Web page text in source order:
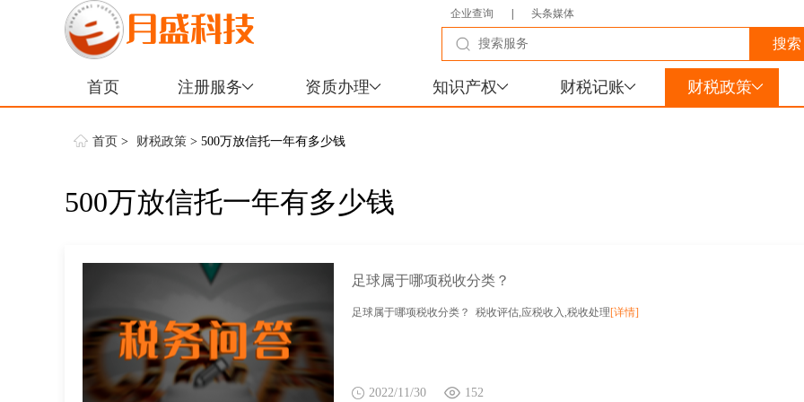
企业查询 头条媒体
首页 注册服务 资质办理 知识产权 财税记账 财税政策
首页 > 财税政策 > 500万放信托一年有多少钱
500万放信托一年有多少钱
足球属于哪项税收分类？
足球属于哪项税收分类？ 税收评估,应税收入,税收处理[详情]
2022/11/30 152